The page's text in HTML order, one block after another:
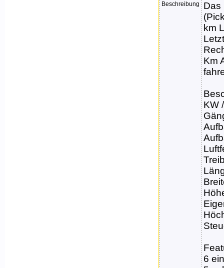
Beschreibung
Das
km
Km
KW
6